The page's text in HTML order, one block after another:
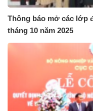
Thông báo mở các lớp
tháng 10 năm 2025